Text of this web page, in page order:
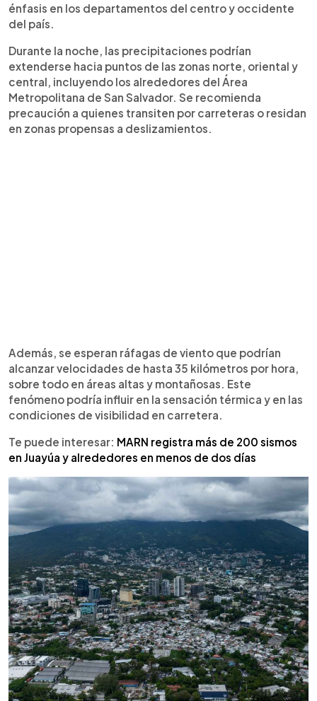
énfasis en los departamentos del centro y occidente
del país.
Durante la noche, las precipitaciones podrían
extenderse hacia puntos de las zonas norte, oriental y
central, incluyendo los alrededores del Área
Metropolitana de San Salvador. Se recomienda
precaución a quienes transiten por carreteras o residan
en zonas propensas a deslizamientos.
Además, se esperan ráfagas de viento que podrían
alcanzar velocidades de hasta 35 kilómetros por hora,
sobre todo en áreas altas y montañosas. Este
fenómeno podría influir en la sensación térmica y en las
condiciones de visibilidad en carretera.
Te puede interesar: MARN registra más de 200 sismos
en Juayúa y alrededores en menos de dos días